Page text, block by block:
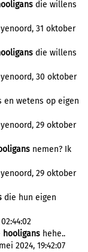
die willens
31 oktober
die willens
30 oktober
en wetens op eigen
29 oktober
nemen? Ik
29 oktober
die hun eigen
hooligans hehe..
2024, 19:42:07